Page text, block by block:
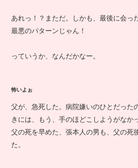
あれっ！？まただ。しかも、最後に会っ
最悪のパターンじゃん！
っていうか、なんだかなー。
怖いよぉ
父が、急死した。病院嫌いのひとだった
きには、もう、手のほどこしようがなか
父の死を早めた、張本人の男も、父の死
た。